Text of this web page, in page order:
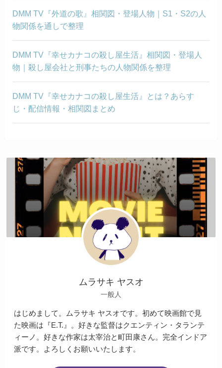
DMM TV『外道の歌』相関図・登場人物｜S1・S2の人
物関係を通しで整理
DMM TV『幸せカナコの殺し屋生活』相関図・登場人
物｜殺し屋会社と刑事たちの人物関係を整理
DMM TV『幸せカナコの殺し屋生活』とは？あらす
じ・配信情報・相関図まとめ
ムラサキ ヤスオ
一般人
はじめまして。ムラサキ ヤスオです。初めて映画館で見
た映画は『E.T.』。好きな監督はクエンティン・タランテ
ィーノ。好きな作家は太宰治と町田康さん。完全インドア
派です。よろしくお願いいたします。